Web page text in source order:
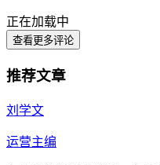
正在加载中
查看更多评论
推荐文章
刘学文
运营主编